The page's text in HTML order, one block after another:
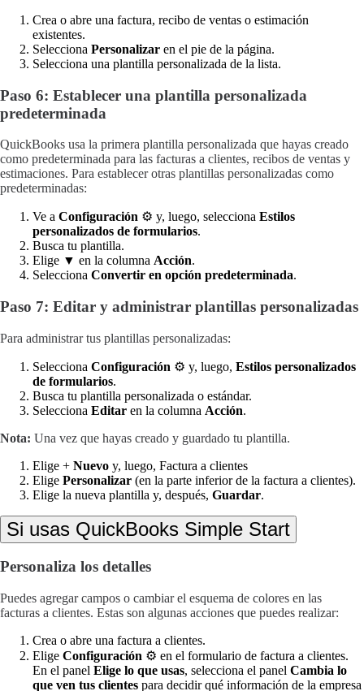
Crea o abre una factura, recibo de ventas o estimación
existentes.
Selecciona Personalizar en el pie de la página.
Selecciona una plantilla personalizada de la lista.
Paso 6: Establecer una plantilla personalizada
predeterminada
QuickBooks usa la primera plantilla personalizada que hayas creado
como predeterminada para las facturas a clientes, recibos de ventas y
estimaciones. Para establecer otras plantillas personalizadas como
predeterminadas:
Ve a Configuración ⚙ y, luego, selecciona Estilos
personalizados de formularios.
Busca tu plantilla.
Elige ▼ en la columna Acción.
Selecciona Convertir en opción predeterminada.
Paso 7: Editar y administrar plantillas personalizadas
Para administrar tus plantillas personalizadas:
Selecciona Configuración ⚙ y, luego, Estilos personalizados
de formularios.
Busca tu plantilla personalizada o estándar.
Selecciona Editar en la columna Acción.
Nota: Una vez que hayas creado y guardado tu plantilla.
Elige + Nuevo y, luego, Factura a clientes
Elige Personalizar (en la parte inferior de la factura a clientes).
Elige la nueva plantilla y, después, Guardar.
Si usas QuickBooks Simple Start
Personaliza los detalles
Puedes agregar campos o cambiar el esquema de colores en las
facturas a clientes. Estas son algunas acciones que puedes realizar:
Crea o abre una factura a clientes.
Elige Configuración ⚙ en el formulario de factura a clientes.
En el panel Elige lo que usas, selecciona el panel Cambia lo
que ven tus clientes para decidir qué información de la empresa